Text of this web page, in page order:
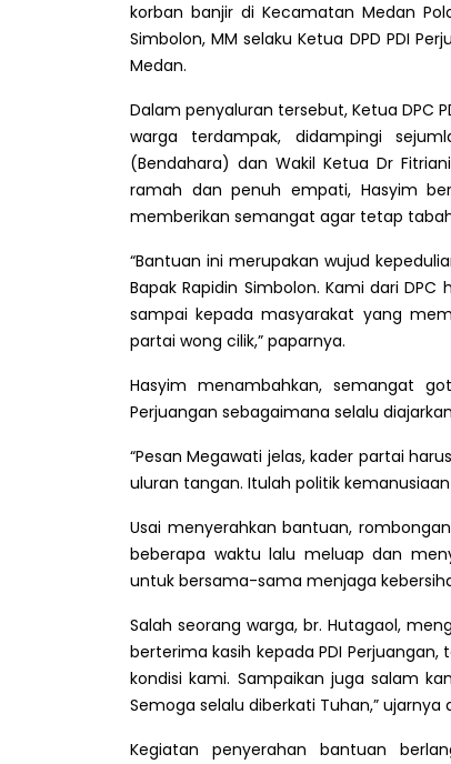
korban banjir di Kecamatan Medan
Simbolon, MM selaku Ketua DPD PDI
Medan.
Dalam penyaluran tersebut, Ketua DPC
warga terdampak, didampingi
(Bendahara) dan Wakil Ketua Dr
ramah dan penuh empati, Hasyim
memberikan semangat agar tetap
“Bantuan ini merupakan wujud
Bapak Rapidin Simbolon. Kami dari
sampai kepada masyarakat yang
partai wong cilik,” paparnya.
Hasyim menambahkan, semangat
Perjuangan sebagaimana selalu
“Pesan Megawati jelas, kader partai
uluran tangan. Itulah politik
Usai menyerahkan bantuan,
beberapa waktu lalu meluap dan
untuk bersama-sama menjaga
Salah seorang warga, br. Hutagaol,
berterima kasih kepada PDI
kondisi kami. Sampaikan juga salam
Semoga selalu diberkati Tuhan,”
Kegiatan penyerahan bantuan